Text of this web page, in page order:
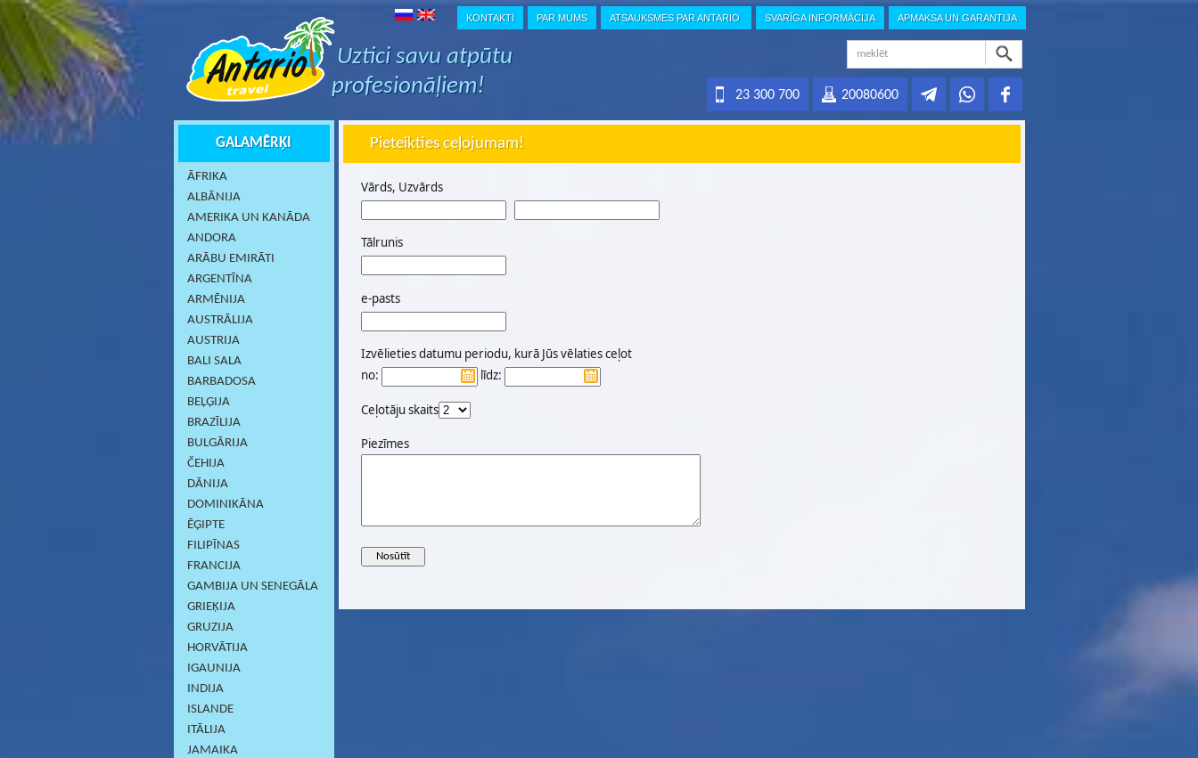
KONTAKTI PAR MUMS ATSAUKSMES PAR ANTARIO SVARĪGA INFORMĀCIJA APMAKSA UN GARANTIJA
Uztici savu atpūtu
profesionāļiem!
20080600
23 300 700
GALAMĒRĶI
ĀFRIKA
ALBĀNIJA
AMERIKA UN KANĀDA
ANDORA
ARĀBU EMIRĀTI
ARGENTĪNA
ARMĒNIJA
AUSTRĀLIJA
AUSTRIJA
BALI SALA
BARBADOSA
BEĻĢIJA
BRAZĪLIJA
BULGĀRIJA
ČEHIJA
DĀNIJA
DOMINIKĀNA
ĒĢIPTE
FILIPĪNAS
FRANCIJA
GAMBIJA UN SENEGĀLA
GRIEĶIJA
GRUZIJA
HORVĀTIJA
IGAUNIJA
INDIJA
ISLANDE
ITĀLIJA
JAMAIKA
Pieteikties ceļojumam!
Vārds, Uzvārds
Tālrunis
e-pasts
Izvēlieties datumu periodu, kurā Jūs vēlaties ceļot
no:
līdz:
Ceļotāju skaits
Piezīmes